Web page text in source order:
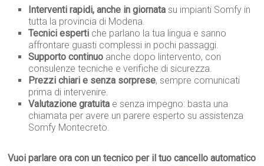
Interventi rapidi, anche in giornata su impianti Somfy in
tutta la provincia di Modena.
Tecnici esperti che parlano la tua lingua e sanno
affrontare guasti complessi in pochi passaggi.
Supporto continuo anche dopo lintervento, con
consulenze tecniche e verifiche di sicurezza.
Prezzi chiari e senza sorprese, sempre comunicati
prima di intervenire.
Valutazione gratuita e senza impegno: basta una
chiamata per avere un parere esperto su assistenza
Somfy Montecreto.
Vuoi parlare ora con un tecnico per il tuo cancello automatico